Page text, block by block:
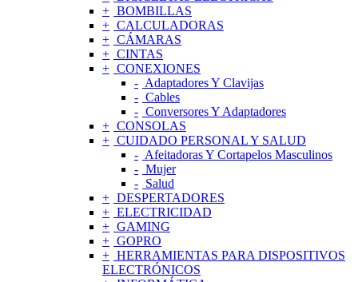
BOMBILLAS
CALCULADORAS
CÁMARAS
CINTAS
CONEXIONES
Adaptadores Y Clavijas
Cables
Conversores Y Adaptadores
CONSOLAS
CUIDADO PERSONAL Y SALUD
Afeitadoras Y Cortapelos Masculinos
Mujer
Salud
DESPERTADORES
ELECTRICIDAD
GAMING
GOPRO
HERRAMIENTAS PARA DISPOSITIVOS
ELECTRÓNICOS